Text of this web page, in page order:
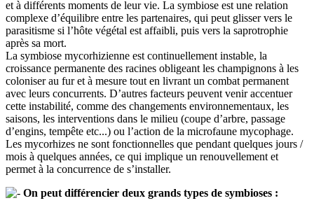
et à différents moments de leur vie. La symbiose est une relation
complexe d’équilibre entre les partenaires, qui peut glisser vers le
parasitisme si l’hôte végétal est affaibli, puis vers la saprotrophie
après sa mort.
La symbiose mycorhizienne est continuellement instable, la
croissance permanente des racines obligeant les champignons à les
coloniser au fur et à mesure tout en livrant un combat permanent
avec leurs concurrents. D’autres facteurs peuvent venir accentuer
cette instabilité, comme des changements environnementaux, les
saisons, les interventions dans le milieu (coupe d’arbre, passage
d’engins, tempête etc...) ou l’action de la microfaune mycophage.
Les mycorhizes ne sont fonctionnelles que pendant quelques jours /
mois à quelques années, ce qui implique un renouvellement et
permet à la concurrence de s’installer.
On peut différencier deux grands types de symbioses :